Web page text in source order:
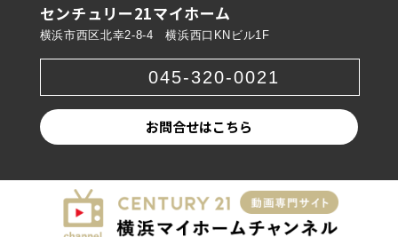
センチュリー21マイホーム
横浜市西区北幸2-8-4 横浜西口KNビル1F
045-320-0021
お問合せはこちら